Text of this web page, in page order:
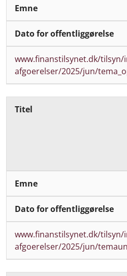
www.finanstilsynet.dk/tilsyn/
afgoerelser/2025/jun/
www.finanstilsynet.dk/tilsyn/
afgoerelser/2025/jun/